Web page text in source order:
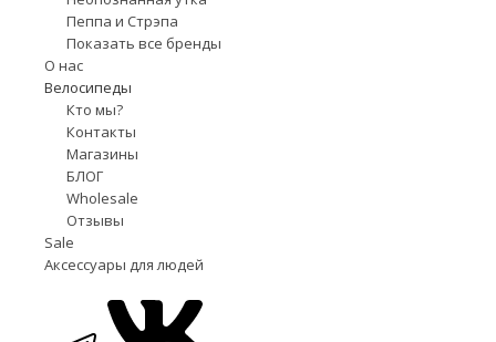
Пеппа и Стрэпа
Показать все бренды
О нас
Велосипеды
Кто мы?
Контакты
Магазины
БЛОГ
Wholesale
Отзывы
Sale
Аксессуары для людей